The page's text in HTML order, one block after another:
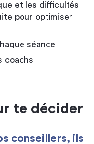
et les difficultés
pour optimiser
séance
coachs
te décider
conseillers, ils